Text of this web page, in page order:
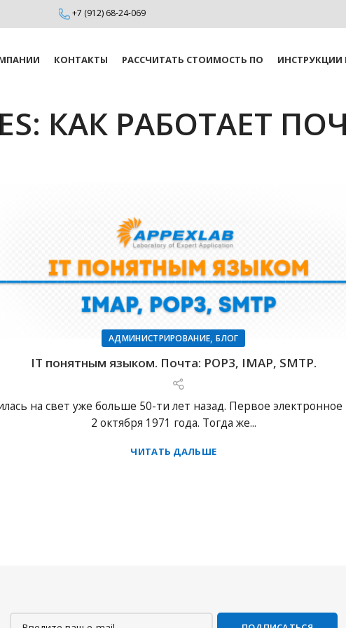
+7 (912) 68-24-069
КОНТАКТЫ РАССЧИТАТЬ СТОИМОСТЬ ПО ИНСТРУКЦИИ
КАК РАБОТАЕТ
АДМИНИСТРИРОВАНИЕ,БЛОГ
IT понятным языком. Почта: POP3, IMAP, SMTP.
на свет уже больше 50-ти лет назад. Первое
2 октября 1971 года. Тогда же...
ЧИТАТЬ ДАЛЬШЕ